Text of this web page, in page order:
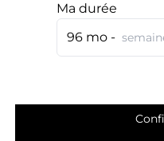
Ma durée
96 mo -